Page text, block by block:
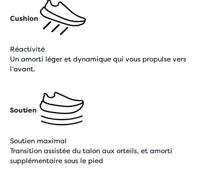
Cushion
Réactivité
Un amorti léger et dynamique qui vous propulse vers
l’avant.
Soutien
Soutien maximal
Transition assistée du talon aux orteils, et amorti
supplémentaire sous le pied